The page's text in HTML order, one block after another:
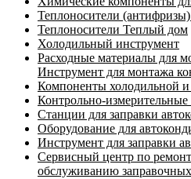
Теплоносители
Теплоносители Теплый дом
Холодильный инструмент
Расходные материалы для
Инструмент для монтажа
Компоненты холодильной и
Контрольно-
Станции для заправки
Оборудование для
Инструмент для заправки
Сервисный центр по
обслуживанию